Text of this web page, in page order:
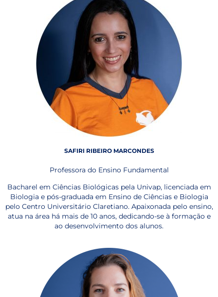
SAFIRI RIBEIRO MARCONDES
Professora do Ensino Fundamental
Bacharel em Ciências Biológicas pela Univap, licenciada em
Biologia e pós-graduada em Ensino de Ciências e Biologia
pelo Centro Universitário Claretiano. Apaixonada pelo ensino,
atua na área há mais de 10 anos, dedicando-se à formação e
ao desenvolvimento dos alunos.